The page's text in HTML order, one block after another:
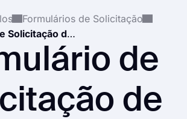
Formulários de Solicitação
Formulário de Solicitação de Transporte
de
de